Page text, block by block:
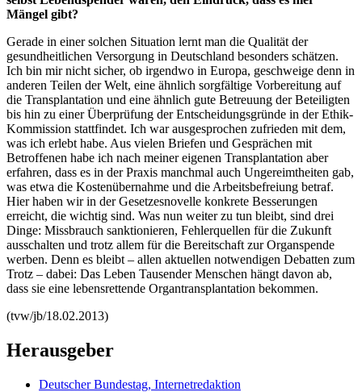
Mängel gibt?
Gerade in einer solchen Situation lernt man die Qualität der
gesundheitlichen Versorgung in Deutschland besonders schätzen.
Ich bin mir nicht sicher, ob irgendwo in Europa, geschweige denn in
anderen Teilen der Welt, eine ähnlich sorgfältige Vorbereitung auf
die Transplantation und eine ähnlich gute Betreuung der Beteiligten
bis hin zu einer Überprüfung der Entscheidungsgründe in der Ethik-
Kommission stattfindet. Ich war ausgesprochen zufrieden mit dem,
was ich erlebt habe. Aus vielen Briefen und Gesprächen mit
Betroffenen habe ich nach meiner eigenen Transplantation aber
erfahren, dass es in der Praxis manchmal auch Ungereimtheiten gab,
was etwa die Kostenübernahme und die Arbeitsbefreiung betraf.
Hier haben wir in der Gesetzesnovelle konkrete Besserungen
erreicht, die wichtig sind. Was nun weiter zu tun bleibt, sind drei
Dinge: Missbrauch sanktionieren, Fehlerquellen für die Zukunft
ausschalten und trotz allem für die Bereitschaft zur Organspende
werben. Denn es bleibt – allen aktuellen notwendigen Debatten zum
Trotz – dabei: Das Leben Tausender Menschen hängt davon ab,
dass sie eine lebensrettende Organtransplantation bekommen.
(tvw/jb/18.02.2013)
Herausgeber
Deutscher Bundestag, Internetredaktion